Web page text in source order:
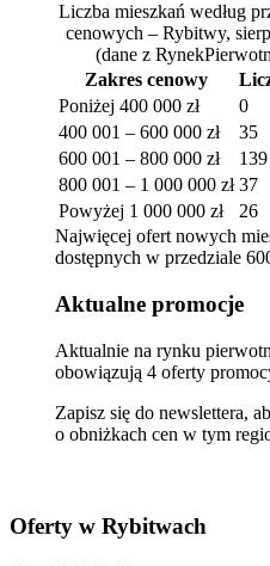
Liczba mieszkań według
cenowych – Rybitwy,
(dane z
Zakres cenowy
Poniżej 400 000 zł
0
400 001 – 600 000 zł
35
600 001 – 800 000 zł
139
800 001 – 1 000 000 zł 37
Powyżej 1 000 000 zł
26
Najwięcej ofert nowych
dostępnych w przedziale
Aktualne promocje
Aktualnie na rynku
obowiązują 4 oferty
Zapisz się do newslettera,
o obniżkach cen w tym
Oferty w Rybitwach